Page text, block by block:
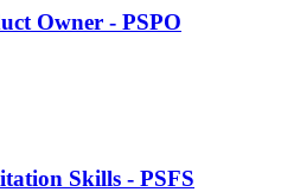
Owner - PSPO
Skills - PSFS